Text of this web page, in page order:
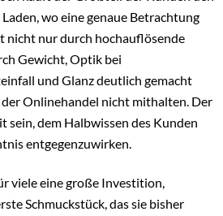
Generation kauft Verlobungsringe
der Fachhandel muss darauf reagieren